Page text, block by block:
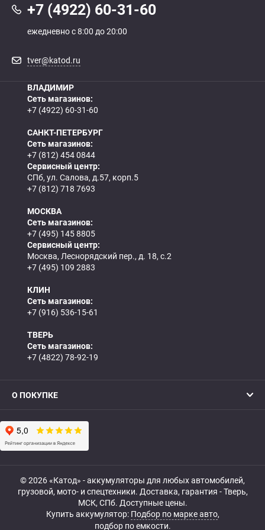
+7 (4922) 60-31-60
ежедневно с 8:00 до 20:00
tver@katod.ru
ВЛАДИМИР
Сеть магазинов:
+7 (4922) 60-31-60
САНКТ-ПЕТЕРБУРГ
Сеть магазинов:
+7 (812) 454 0844
Сервисный центр:
СПб, ул. Салова, д.57, корп.5
+7 (812) 718 7693
МОСКВА
Сеть магазинов:
+7 (495) 145 8805
Сервисный центр:
Москва, Леснорядский пер., д. 18, с.2
+7 (495) 109 2883
КЛИН
Сеть магазинов:
+7 (916) 536-15-61
ТВЕРЬ
Сеть магазинов:
+7 (4822) 78-92-19
О ПОКУПКЕ
© 2026 «Катод» - аккумуляторы для любых автомобилей,
грузовой, мото- и спецтехники. Доставка, гарантия - Тверь,
МСК, СПб. Доступные цены.
Купить аккумулятор: Подбор по марке авто,
подбор по емкости.